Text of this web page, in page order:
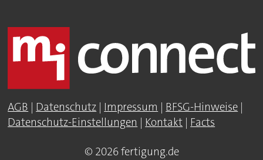
AGB | Datenschutz | Impressum | BFSG-Hinweise |
Datenschutz-Einstellungen | Kontakt | Facts
© 2026 fertigung.de